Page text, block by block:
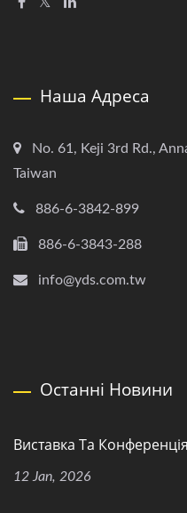
Наша Адреса
No. 61, Keji 3rd Rd.,
Taiwan
886-6-3842-899
886-6-3843-288
info@yds.com.tw
Останні Новини
Виставка Та
12 Jan, 2026